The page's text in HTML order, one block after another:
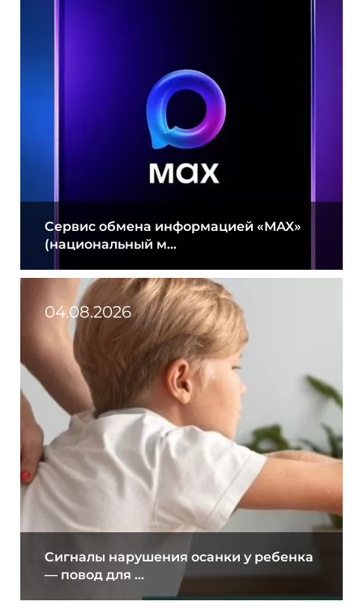
Сервис обмена информацией «MAX»
(национальный м...
04.08.2026
Сигналы нарушения осанки у ребенка
— повод для ...